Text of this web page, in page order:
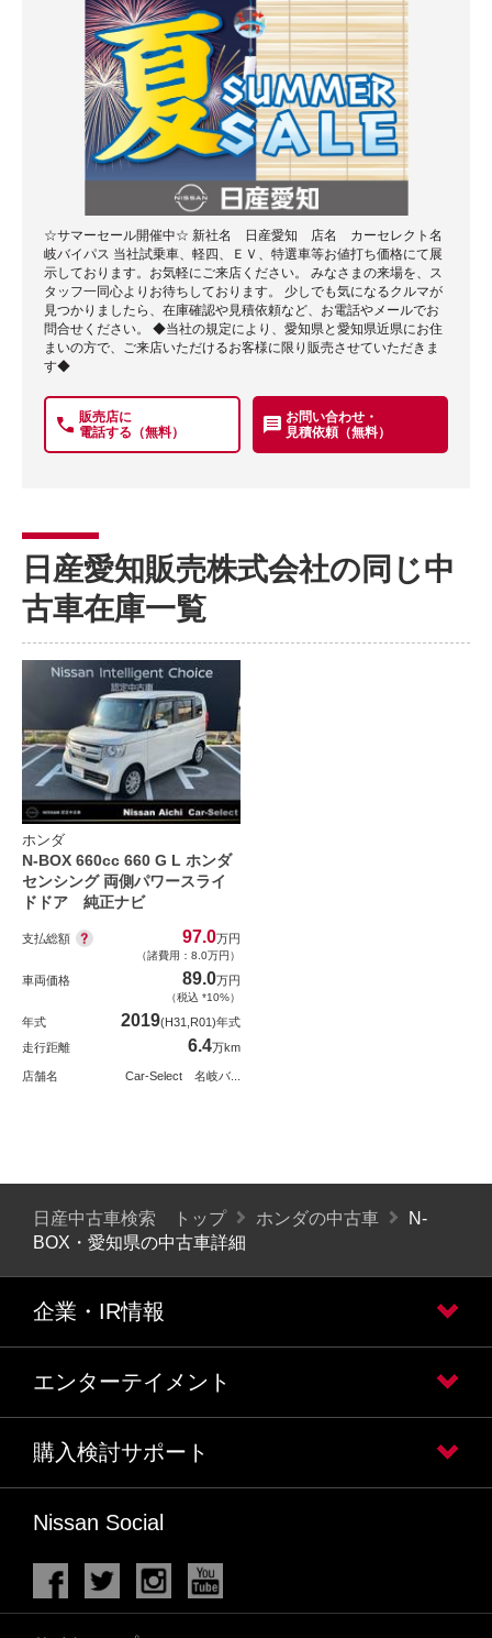
☆サマーセール開催中☆ 新社名 日産愛知 店名 カーセレクト名
岐バイパス 当社試乗車、軽四、ＥＶ、特選車等お値打ち価格にて展
示しております。お気軽にご来店ください。 みなさまの来場を、ス
タッフ一同心よりお待ちしております。 少しでも気になるクルマが
見つかりましたら、在庫確認や見積依頼など、お電話やメールでお
問合せください。 ◆当社の規定により、愛知県と愛知県近県にお住
まいの方で、ご来店いただけるお客様に限り販売させていただきま
す◆
販売店に
電話する（無料）
お問い合わせ・
見積依頼（無料）
日産愛知販売株式会社の同じ中
古車在庫一覧
ホンダ
N-BOX 660cc 660 G L ホンダ
センシング 両側パワースライ
ドドア 純正ナビ
支払総額 97.0万円
（諸費用：8.0万円）
車両価格 89.0万円
（税込 *10%）
年式 2019(H31,R01)年式
走行距離
6.4万km
店舗名 Car-Select 名岐バ...
日産中古車検索 トップ ホンダの中古車
N-
BOX・愛知県の中古車詳細
企業・IR情報
エンターテイメント
購入検討サポート
Nissan Social